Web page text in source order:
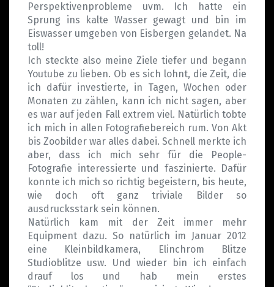
Perspektivenprobleme uvm. Ich hatte ein
Sprung ins kalte Wasser gewagt und bin im
Eiswasser umgeben von Eisbergen gelandet. Na
toll!
Ich steckte also meine Ziele tiefer und begann
Youtube zu lieben. Ob es sich lohnt, die Zeit, die
ich dafür investierte, in Tagen, Wochen oder
Monaten zu zählen, kann ich nicht sagen, aber
es war auf jeden Fall extrem viel. Natürlich tobte
ich mich in allen Fotografiebereich rum. Von Akt
bis Zoobilder war alles dabei. Schnell merkte ich
aber, dass ich mich sehr für die People-
Fotografie interessierte und faszinierte. Dafür
konnte ich mich so richtig begeistern, bis heute,
wie doch oft ganz triviale Bilder so
ausdrucksstark sein können.
Natürlich kam mit der Zeit immer mehr
Equipment dazu. So natürlich im Januar 2012
eine Kleinbildkamera, Elinchrom Blitze
Studioblitze usw. Und wieder bin ich einfach
drauf los und hab mein erstes